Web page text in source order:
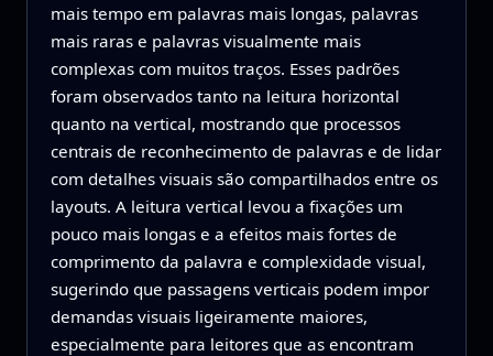
mais tempo em palavras mais longas, palavras
mais raras e palavras visualmente mais
complexas com muitos traços. Esses padrões
foram observados tanto na leitura horizontal
quanto na vertical, mostrando que processos
centrais de reconhecimento de palavras e de lidar
com detalhes visuais são compartilhados entre os
layouts. A leitura vertical levou a fixações um
pouco mais longas e a efeitos mais fortes de
comprimento da palavra e complexidade visual,
sugerindo que passagens verticais podem impor
demandas visuais ligeiramente maiores,
especialmente para leitores que as encontram